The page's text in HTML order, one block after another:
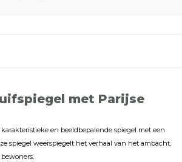
met Parijse
en beeldbepalende spiegel met een
spiegel weerspiegelt het verhaal van het ambacht,